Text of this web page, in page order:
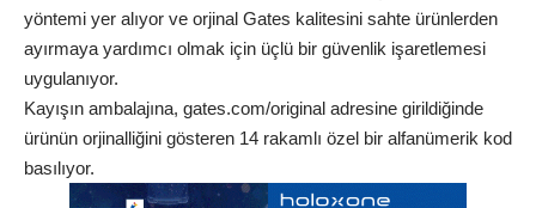
yöntemi yer alıyor ve orjinal Gates kalitesini sahte ürünlerden
ayırmaya yardımcı olmak için üçlü bir güvenlik işaretlemesi
uygulanıyor.
Kayışın ambalajına, gates.com/original adresine girildiğinde
ürünün orjinalliğini gösteren 14 rakamlı özel bir alfanümerik kod
basılıyor.